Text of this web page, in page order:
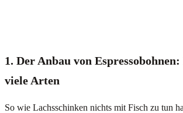
1. Der Anbau von
viele Arten
So wie Lachsschinken nichts mit Fisch zu tun